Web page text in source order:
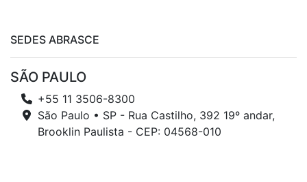
SEDES ABRASCE
SÃO PAULO
+55 11 3506-8300
São Paulo • SP - Rua Castilho, 392 19º andar,
Brooklin Paulista - CEP: 04568-010